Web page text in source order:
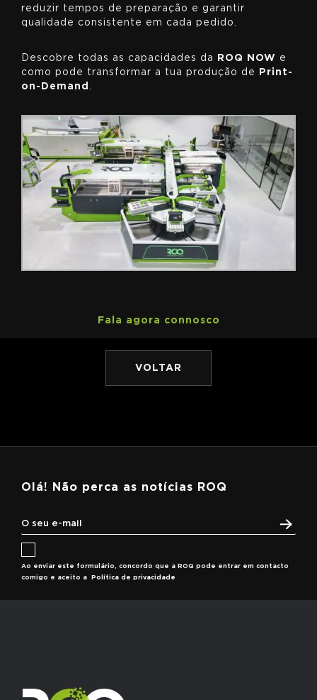
reduzir tempos de preparação e garantir
qualidade consistente em cada pedido.
Descobre todas as capacidades da ROQ NOW e
como pode transformar a tua produção de
Print-
on-Demand .
Fala agora connosco
VOLTAR
Olá! Não perca as notícias ROQ
Ao enviar este formulário, concordo que a ROQ pode entrar em contacto
comigo e aceito a
Política de privacidade